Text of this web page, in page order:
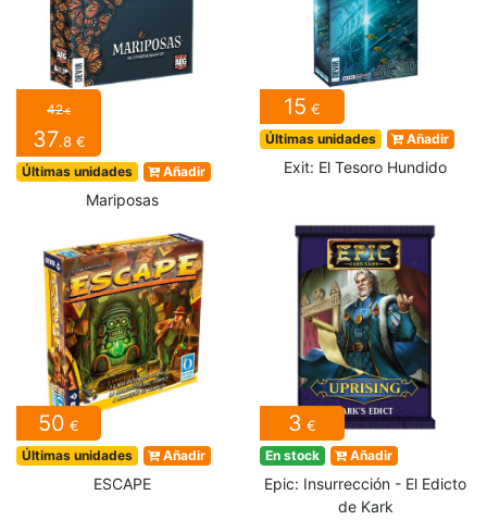
42€
37.8 €
Últimas unidades Añadir
Mariposas
15 €
Últimas unidades Añadir
Exit: El Tesoro Hundido
50 €
Últimas unidades Añadir
ESCAPE
3 €
En stock Añadir
Epic: Insurrección - El Edicto
de Kark